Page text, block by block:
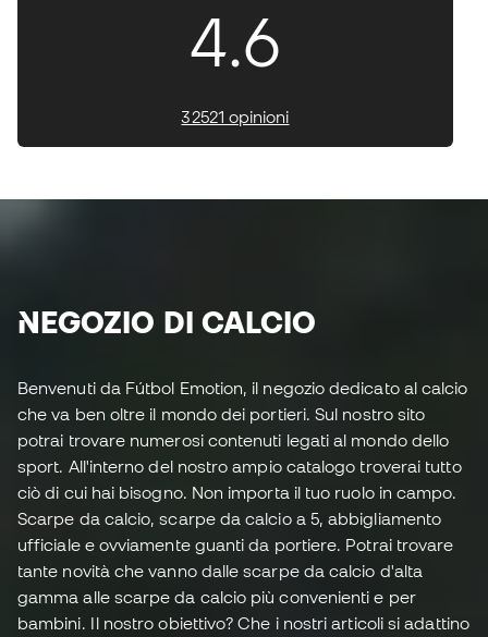
4.6
32521 opinioni
NEGOZIO DI CALCIO
Benvenuti da Fútbol Emotion, il negozio dedicato al calcio
che va ben oltre il mondo dei portieri. Sul nostro sito
potrai trovare numerosi contenuti legati al mondo dello
sport. All'interno del nostro ampio catalogo troverai tutto
ciò di cui hai bisogno. Non importa il tuo ruolo in campo.
Scarpe da calcio, scarpe da calcio a 5, abbigliamento
ufficiale e ovviamente guanti da portiere. Potrai trovare
tante novità che vanno dalle scarpe da calcio d'alta
gamma alle scarpe da calcio più convenienti e per
bambini. Il nostro obiettivo? Che i nostri articoli si adattino